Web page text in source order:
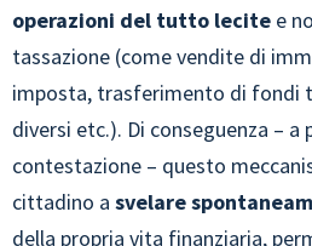
operazioni del tutto lecite e
tassazione (come vendite di
imposta, trasferimento di fondi
diversi etc.). Di conseguenza –
contestazione – questo
cittadino a svelare
della propria vita finanziaria,